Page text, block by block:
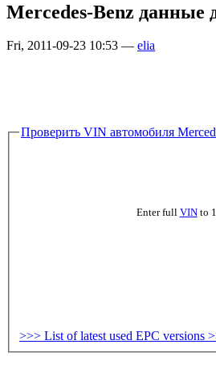
Mercedes-Benz данные
Fri, 2011-09-23 10:53 — elia
Проверить VIN автомобиля
Enter full VINto
>>> List of latest used EPC versions